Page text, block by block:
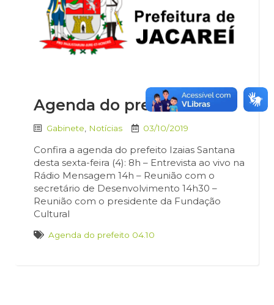
Agenda do prefeito 04.10
Gabinete Notícias 03/10/2019
Confira a agenda do prefeito Izaias Santana
desta sexta-feira (4): 8h – Entrevista ao vivo na
Rádio Mensagem 14h – Reunião com o
secretário de Desenvolvimento 14h30 –
Reunião com o presidente da Fundação
Cultural
Agenda do prefeito 04.10